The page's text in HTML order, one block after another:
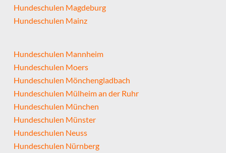
Hundeschulen Magdeburg
Hundeschulen Mainz
Hundeschulen Mannheim
Hundeschulen Moers
Hundeschulen Mönchengladbach
Hundeschulen Mülheim an der Ruhr
Hundeschulen München
Hundeschulen Münster
Hundeschulen Neuss
Hundeschulen Nürnberg